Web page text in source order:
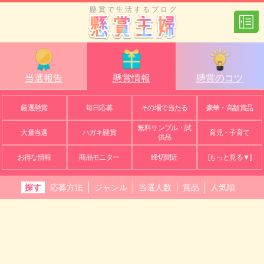
懸賞で生活するブログ
当選報告 懸賞情報 懸賞のコツ
厳選懸賞 毎日応募 その場で当たる 豪華・高額賞品
大量当選 ハガキ懸賞
無料サンプル・試
供品
育児・子育て
お得な情報 商品モニター 締切間近 [もっと見る▼]
探す 応募方法 ジャンル 当選人数 賞品 人気順